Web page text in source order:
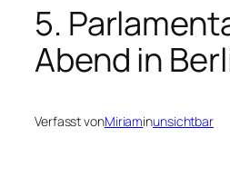
5.
Abend in
Verfasst vonMiriaminunsichtbar